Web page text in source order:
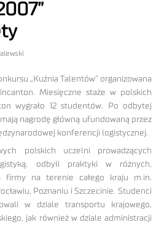
„Kuźnia Talentów” organizowana
Miesięczne staże w polskich
wygrało 12 studentów. Po odbytej
nagrodę główną ufundowaną przez
konferencji logistycznej.
polskich uczelni prowadzących
odbyli praktyki w różnych,
firmy na terenie całego kraju m.in.
Poznaniu i Szczecinie. Studenci
w dziale transportu krajowego,
jak również w dziale administracji